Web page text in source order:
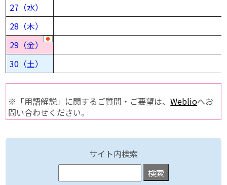
27（水）
28（木）
29（金）
30（土）
※「用語解説」に関するご質問・ご要望は、Weblioへお
問い合わせください。
サイト内検索